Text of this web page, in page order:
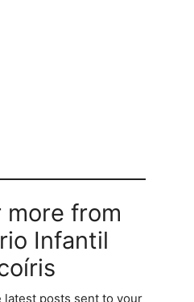
more from
Infantil
latest posts sent to your